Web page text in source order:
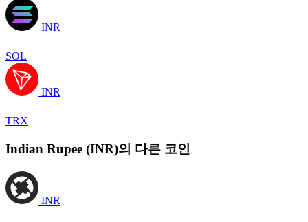
INR
SOL
INR
TRX
Indian Rupee (INR)의 다른 코인
INR